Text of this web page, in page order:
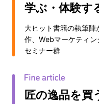
学ぶ・体験す
大ヒット書籍の執筆
作、Webマーケティ
セミナー群
匠の逸品を買